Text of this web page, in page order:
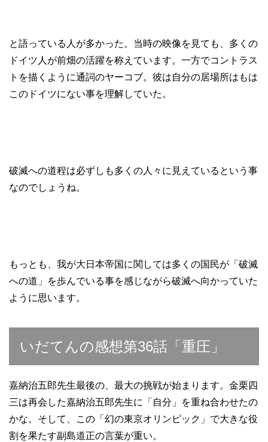
と語っている人が多かった。当時の映像を見ても、多くの
ドイツ人が前畑の活躍を称えています。一方でコントラス
トを描くように通詞のヤーコブ。彼は自分の居場所はもは
このドイツにない事を理解していた。
破滅への道程は必ずしも多くの人々に見えているという事
なのでしょうね。
もっとも、我が大日本帝国に関しては多くの国民が「破滅
への道」を歩んでいる事を感じながら破滅へ向かっていた
ように思います。
いだてんの感想第36話「重圧」
嘉納治五郎先生最後の、最大の挑戦が始まります。金栗四
三は再会した嘉納治五郎先生に「自分」を重ね合わせたの
かな。そして、この「幻の東京オリンピック」で大きな役
割を果たす副島道正の言葉が重い。